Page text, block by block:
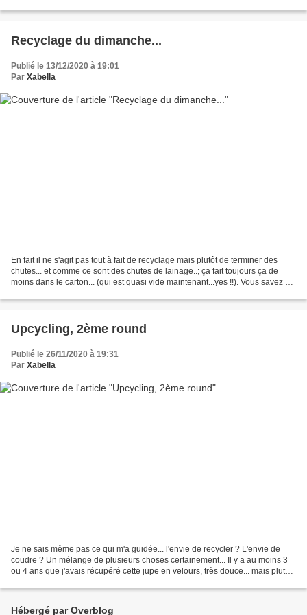
Recyclage du dimanche...
Publié le 13/12/2020 à 19:01
Par Xabella
En fait il ne s'agit pas tout à fait de recyclage mais plutôt de terminer des
chutes... et comme ce sont des chutes de lainage..; ça fait toujours ça de
moins dans le carton... (qui est quasi vide maintenant...yes !!). Vous savez si
Upcycling, 2ème round
Publié le 26/11/2020 à 19:31
Par Xabella
Je ne sais même pas ce qui m'a guidée... l'envie de recycler ? L'envie de
coudre ? Un mélange de plusieurs choses certainement... Il y a au moins 3
ou 4 ans que j'avais récupéré cette jupe en velours, très douce... mais plutôt
Hébergé par Overblog